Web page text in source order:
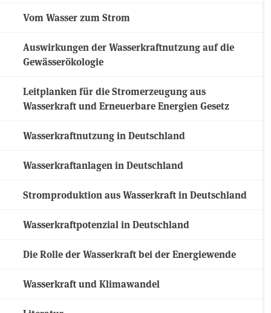
Vom Wasser zum Strom
Auswirkungen der Wasserkraftnutzung auf die
Gewässerökologie
Leitplanken für die Stromerzeugung aus
Wasserkraft und Erneuerbare Energien Gesetz
Wasserkraftnutzung in Deutschland
Wasserkraftanlagen in Deutschland
Stromproduktion aus Wasserkraft in Deutschland
Wasserkraftpotenzial in Deutschland
Die Rolle der Wasserkraft bei der Energiewende
Wasserkraft und Klimawandel